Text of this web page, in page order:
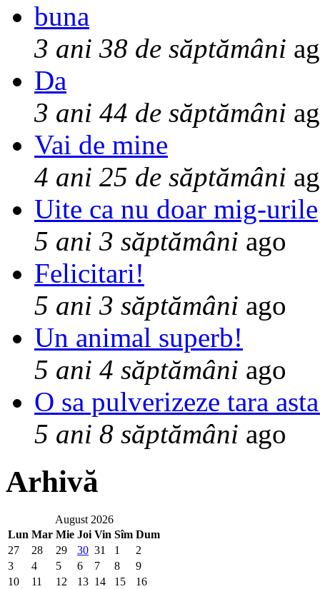
buna
3 ani 38 de săptămâni
Da
3 ani 44 de săptămâni
Vai de mine
4 ani 25 de săptămâni
Uite ca nu doar mig-urile
5 ani 3 săptămâni ago
Felicitari!
5 ani 3 săptămâni ago
Un animal superb!
5 ani 4 săptămâni ago
O sa pulverizeze tara
5 ani 8 săptămâni ago
Arhivă
August 2026
Lun Mar Mie Joi Vin Sîm Dum
27
28 29 30 31 1
2
3
4 5 6 7 8
9
10
11 12 13 14 15
16